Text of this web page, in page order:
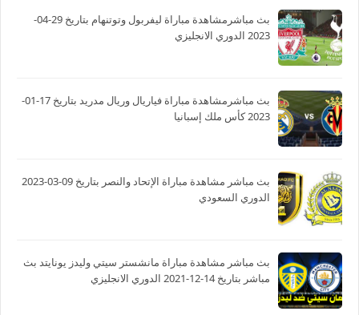
بث مباشرمشاهدة مباراة ليفربول وتوتنهام بتاريخ 29-04-
2023 الدوري الانجليزي
بث مباشرمشاهدة مباراة فياريال وريال مدريد بتاريخ 17-01-
2023 كأس ملك إسبانيا
بث مباشر مشاهدة مباراة الإتحاد والنصر بتاريخ 09-03-2023
الدوري السعودي
بث مباشر مشاهدة مباراة مانشستر سيتي وليدز يونايتد بث
مباشر بتاريخ 14-12-2021 الدوري الانجليزي